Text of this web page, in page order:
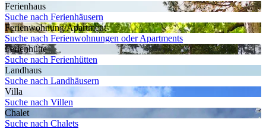
Ferienhaus
Suche nach Ferienhäusern
Ferienwohnung/Apartment
Suche nach Ferienwohnungen oder Apartments
Ferienhütte
Suche nach Ferienhütten
Landhaus
Suche nach Landhäusern
Villa
Suche nach Villen
Chalet
Suche nach Chalets